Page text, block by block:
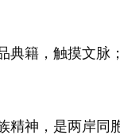
籍，触摸文脉
神，是两岸同